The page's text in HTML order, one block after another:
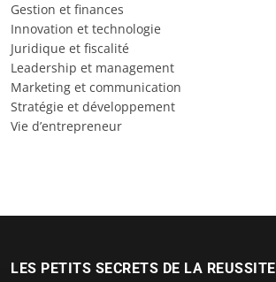
Gestion et finances
Innovation et technologie
Juridique et fiscalité
Leadership et management
Marketing et communication
Stratégie et développement
Vie d’entrepreneur
LES PETITS SECRETS DE LA REUSSITE